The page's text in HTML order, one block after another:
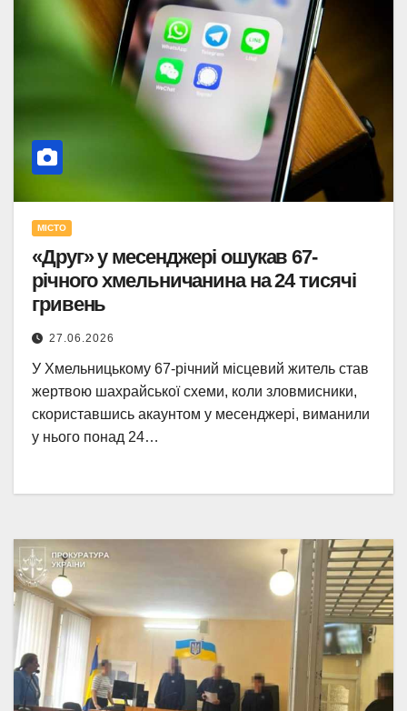
МІСТО
«Друг» у месенджері ошукав 67-
річного хмельничанина на 24 тисячі
гривень
27.06.2026
У Хмельницькому 67-річний місцевий житель став
жертвою шахрайської схеми, коли зловмисники,
скориставшись акаунтом у месенджері, виманили
у нього понад 24…